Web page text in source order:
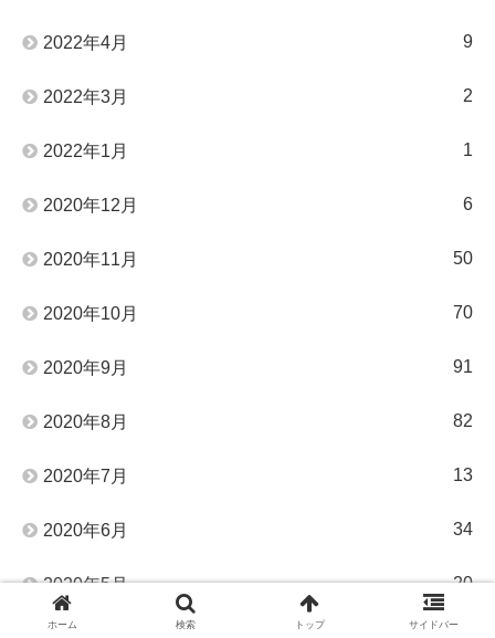
2022年4月 9
2022年3月 2
2022年1月 1
2020年12月 6
2020年11月 50
2020年10月 70
2020年9月 91
2020年8月 82
2020年7月 13
2020年6月 34
2020年5月 20
ホーム 検索 トップ サイドバー